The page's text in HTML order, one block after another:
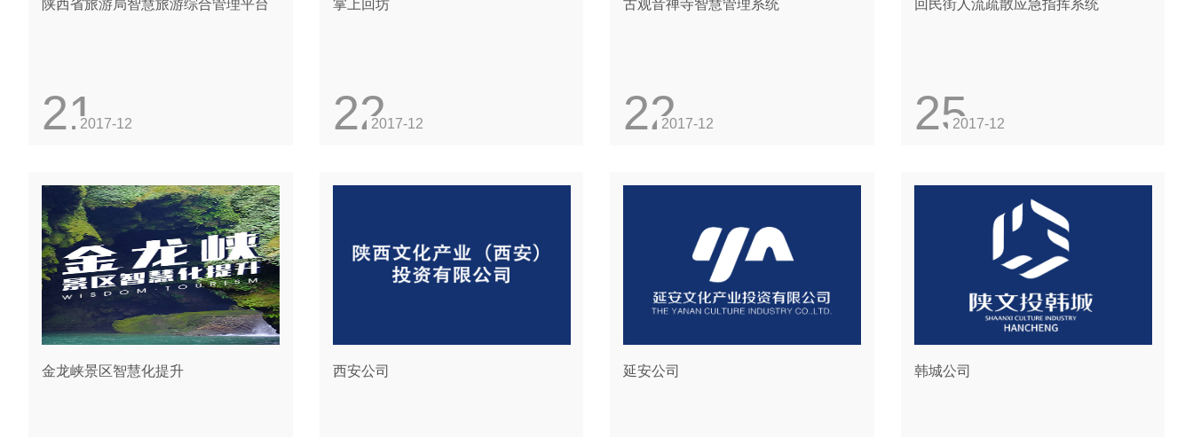
陕西省旅游局智慧旅游综合管理平台
212017-12
掌上回坊
222017-12
古观音禅寺智慧管理系统
222017-12
回民街人流疏散应急指挥系统
252017-12
金龙峡景区智慧化提升 西安公司 延安公司 韩城公司